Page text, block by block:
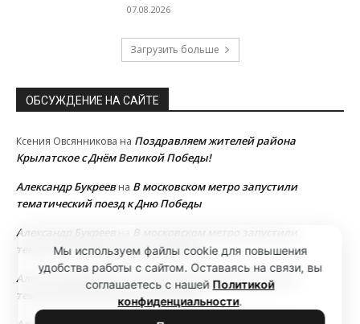
07.08.2026
Загрузить больше
ОБСУЖДЕНИЕ НА САЙТЕ
Ксения Овсянникова на Поздравляем жителей района
Крылатское с Днём Великой Победы!
Александр Букреевна В московском метро запустили
тематический поезд к Дню Победы
Александр Букреев
В московском метро запустили
тематический поезд к Дню Победы
Александр Букреев
В московском метро запустили
тематический поезд к Дню Победы
Мы используем файлы cookie для повышения
удобства работы с сайтом. Оставаясь на связи, вы
соглашаетесь с нашей Политикой
конфиденциальности.